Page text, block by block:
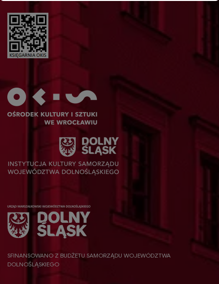
SFINANSOWANO Z BUDŻETU SAMORZĄDU WOJEWÓDZTWA
DOLNOŚLĄSKIEGO